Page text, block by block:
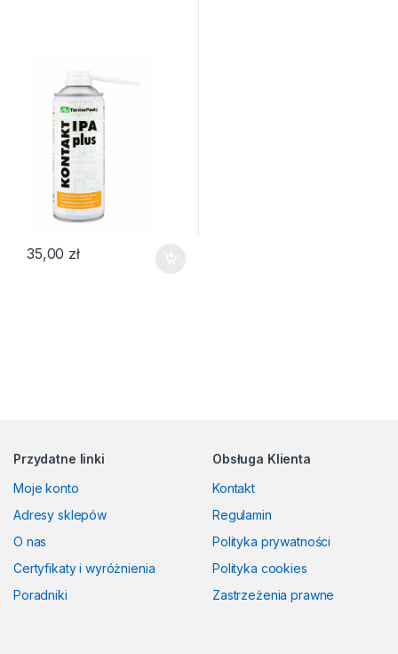
35,00 zł
Przydatne linki
Moje konto
Adresy sklepów
O nas
Certyfikaty i wyróżnienia
Poradniki
Obsługa Klienta
Kontakt
Regulamin
Polityka prywatności
Polityka cookies
Zastrzeżenia prawne